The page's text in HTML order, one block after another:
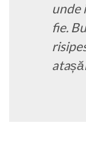
unde
fie.